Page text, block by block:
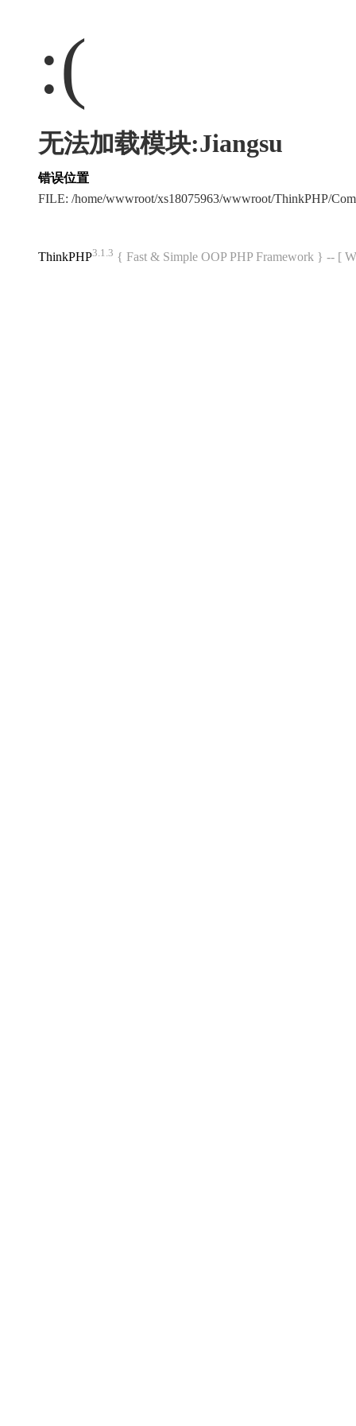
:(
无法加载模块:Jiangsu
错误位置
FILE: /home/wwwroot/xs18075963/wwwroot/ThinkPHP/
ThinkPHP3.1.3 { Fast & Simple OOP PHP Framework } -- [